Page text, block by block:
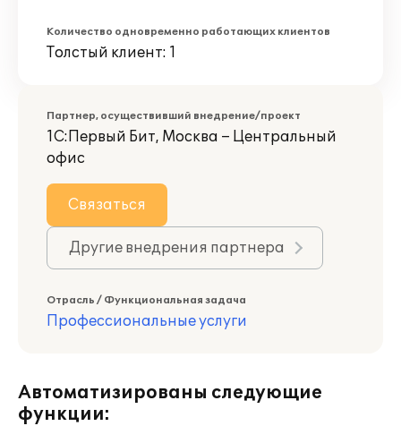
Количество одновременно работающих клиентов
Толстый клиент: 1
Партнер, осуществивший внедрение/проект
1С:Первый Бит, Москва – Центральный
офис
Связаться
Другие внедрения партнера
Отрасль / Функциональная задача
Профессиональные услуги
Автоматизированы следующие
функции: